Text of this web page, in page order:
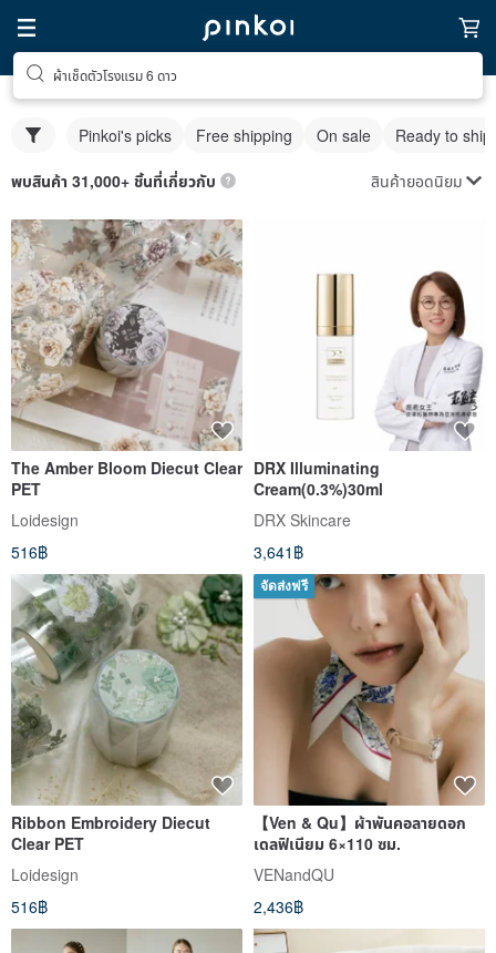
ผ้าเช็ดตัวโรงแรม 6 ดาว
Pinkoi's picks Free shipping On sale Ready to ship
พบสินค้า 31,000+ ชิ้นที่เกี่ยวกับ สินค้ายอดนิยม
The Amber Bloom Diecut Clear
PET
Loidesign
516฿
DRX Illuminating
Cream(0.3%)30ml
DRX Skincare
3,641฿
Ribbon Embroidery Diecut
Clear PET
Loidesign
516฿
จัดส่งฟรี
【Ven & Qu】ผ้าพันคอลายดอก
เดลฟิเนียม 6×110 ซม.
VENandQU
2,436฿